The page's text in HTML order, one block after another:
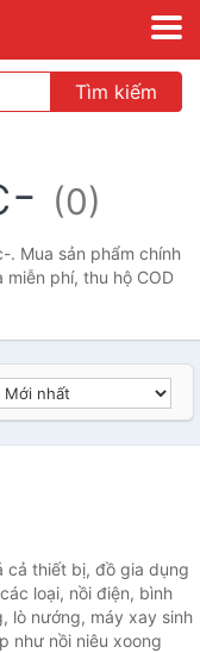
Tìm kiếm
(0)
. Mua sản phẩm chính
phí, thu hộ COD
cả thiết bị, đồ gia dụng
loại, nồi điện, bình
lò nướng, máy xay sinh
như nồi niêu xoong